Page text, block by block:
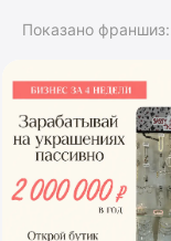
Показано франшиз: